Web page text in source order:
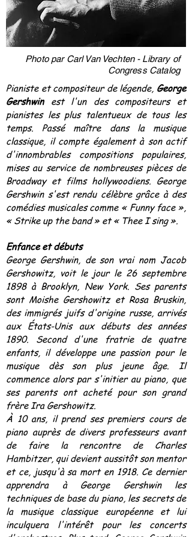
Photo par Carl Van Vechten - Library of
Congress Catalog
Pianiste et compositeur de légende, George
Gershwinest l'un des compositeurs et
pianistes les plus talentueux de tous les
temps. Passé maître dans la musique
classique, il compte également à son actif
d'innombrables compositions populaires,
mises au service de nombreuses pièces de
Broadway et films hollywoodiens. George
Gershwin s'est rendu célèbre grâce à des
comédies musicales comme « Funny face »,
« Strike up the band » et « Thee I sing ».
Enfance et débuts
George Gershwin, de son vrai nom Jacob
Gershowitz, voit le jour le 26 septembre
1898 à Brooklyn, New York. Ses parents
sont Moishe Gershowitz et Rosa Bruskin,
des immigrés juifs d'origine russe, arrivés
aux États-Unis aux débuts des années
1890. Second d'une fratrie de quatre
enfants, il développe une passion pour le
musique dès son plus jeune âge. Il
commence alors par s'initier au piano, que
ses parents ont acheté pour son grand
frère Ira Gershowitz.
À 10 ans, il prend ses premiers cours de
piano auprès de divers professeurs avant
de faire la rencontre de Charles
Hambitzer, qui devient aussitôt son mentor
et ce, jusqu'à sa mort en 1918. Ce dernier
apprendra à George Gershwin les
techniques de base du piano, les secrets de
la musique classique européenne et lui
inculquera l'intérêt pour les concerts